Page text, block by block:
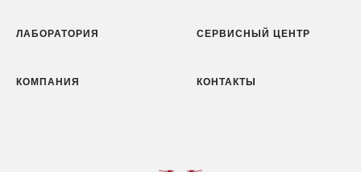
ЛАБОРАТОРИЯ СЕРВИСНЫЙ ЦЕНТР
КОМПАНИЯ КОНТАКТЫ